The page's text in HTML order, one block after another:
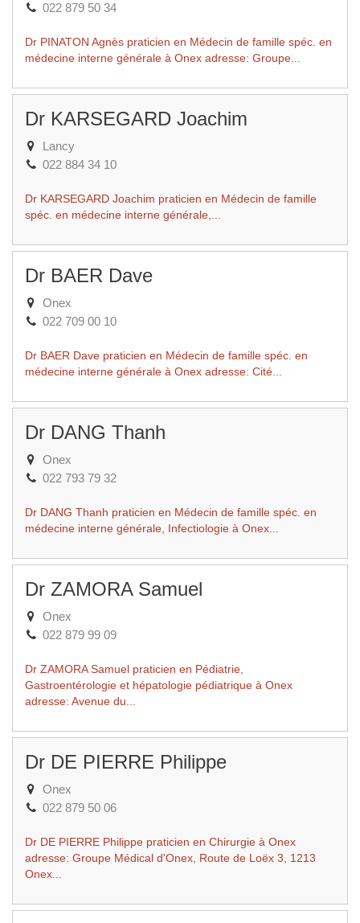
022 879 50 34
Dr PINATON Agnès praticien en Médecin de famille spéc. en
médecine interne générale à Onex adresse: Groupe...
Dr KARSEGARD Joachim
Lancy
022 884 34 10
Dr KARSEGARD Joachim praticien en Médecin de famille
spéc. en médecine interne générale,...
Dr BAER Dave
Onex
022 709 00 10
Dr BAER Dave praticien en Médecin de famille spéc. en
médecine interne générale à Onex adresse: Cité...
Dr DANG Thanh
Onex
022 793 79 32
Dr DANG Thanh praticien en Médecin de famille spéc. en
médecine interne générale, Infectiologie à Onex...
Dr ZAMORA Samuel
Onex
022 879 99 09
Dr ZAMORA Samuel praticien en Pédiatrie,
Gastroentérologie et hépatologie pédiatrique à Onex
adresse: Avenue du...
Dr DE PIERRE Philippe
Onex
022 879 50 06
Dr DE PIERRE Philippe praticien en Chirurgie à Onex
adresse: Groupe Médical d'Onex, Route de Loëx 3, 1213
Onex...